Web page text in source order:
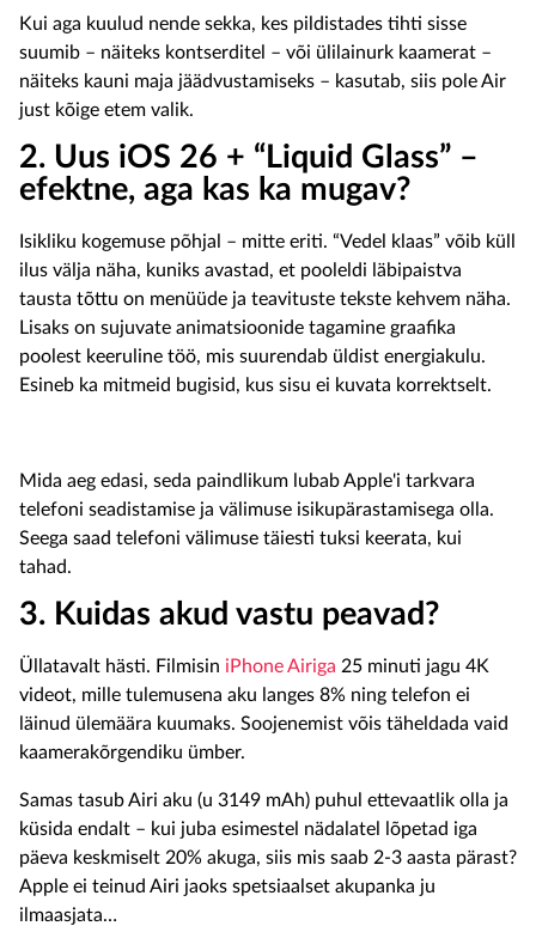
Kui aga kuulud nende sekka, kes pildistades tihti sisse
suumib – näiteks kontserditel – või ülilainurk kaamerat –
näiteks kauni maja jäädvustamiseks – kasutab, siis pole Air
just kõige etem valik.
2. Uus iOS 26 + “Liquid Glass” –
efektne, aga kas ka mugav?
Isikliku kogemuse põhjal – mitte eriti. “Vedel klaas” võib küll
ilus välja näha, kuniks avastad, et pooleldi läbipaistva
tausta tõttu on menüüde ja teavituste tekste kehvem näha.
Lisaks on sujuvate animatsioonide tagamine graafika
poolest keeruline töö, mis suurendab üldist energiakulu.
Esineb ka mitmeid bugisid, kus sisu ei kuvata korrektselt.
Mida aeg edasi, seda paindlikum lubab Apple'i tarkvara
telefoni seadistamise ja välimuse isikupärastamisega olla.
Seega saad telefoni välimuse täiesti tuksi keerata, kui
tahad.
3. Kuidas akud vastu peavad?
Üllatavalt hästi. Filmisin iPhone Airiga 25 minuti jagu 4K
videot, mille tulemusena aku langes 8% ning telefon ei
läinud ülemäära kuumaks. Soojenemist võis täheldada vaid
kaamerakõrgendiku ümber.
Samas tasub Airi aku (u 3149 mAh) puhul ettevaatlik olla ja
küsida endalt – kui juba esimestel nädalatel lõpetad iga
päeva keskmiselt 20% akuga, siis mis saab 2-3 aasta pärast?
Apple ei teinud Airi jaoks spetsiaalset akupanka ju
ilmaasjata…